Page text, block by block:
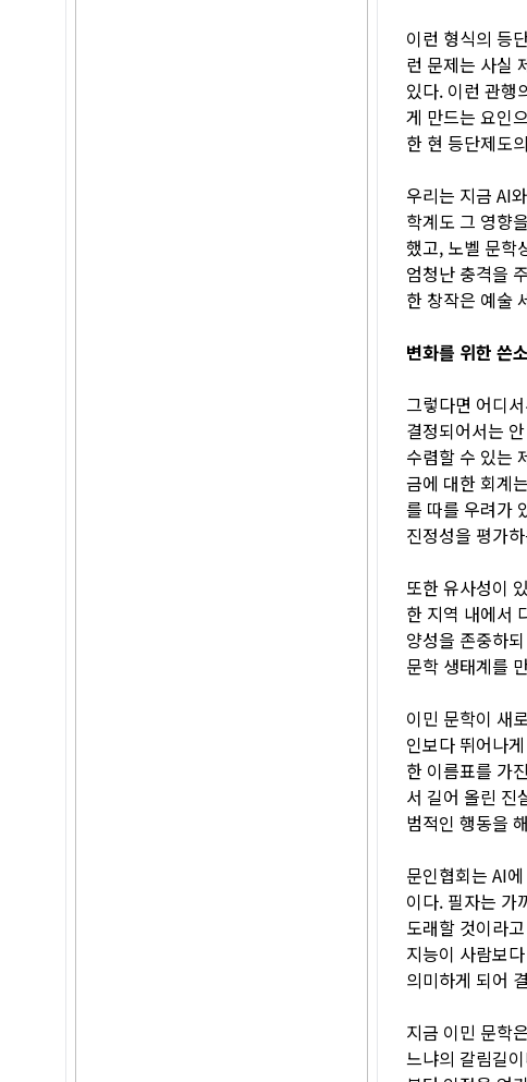
이런 형식의 등
런 문제는 사실
있다. 이런 관행
게 만드는 요인
한 현 등단제도
우리는 지금 AI
학계도 그 영향
했고, 노벨 문학
엄청난 충격을
한 창작은 예술
변화를 위한 쓴
그렇다면 어디
결정되어서는
수렴할 수 있는
금에 대한 회계
를 따를 우려가
진정성을 평가
또한 유사성이
한 지역 내에서
양성을 존중하
문학 생태계를
이민 문학이 새
인보다 뛰어나
한 이름표를 가
서 길어 올린 진
범적인 행동을
문인협회는 AI
이다. 필자는 가
도래할 것이라
지능이 사람보
의미하게 되어
지금 이민 문학
느냐의 갈림길